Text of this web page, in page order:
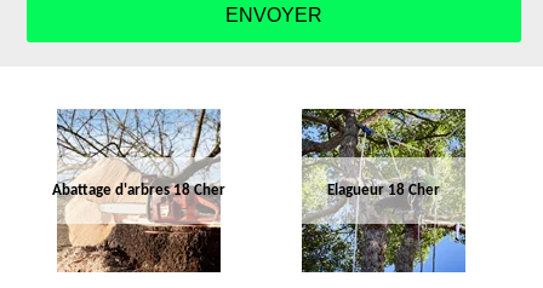
Abattage d'arbres 18 Cher Elagueur 18 Cher